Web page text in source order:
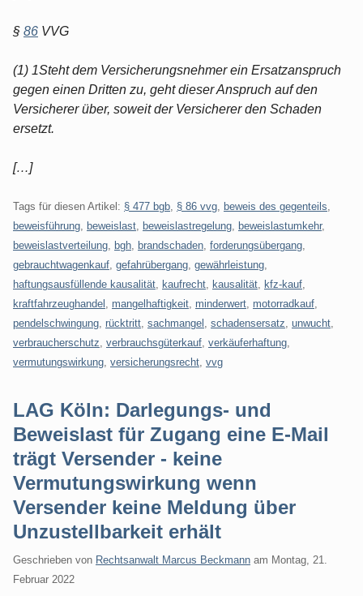
§ 86 VVG
(1) 1Steht dem Versicherungsnehmer ein Ersatzanspruch
gegen einen Dritten zu, geht dieser Anspruch auf den
Versicherer über, soweit der Versicherer den Schaden
ersetzt.
[…]
Tags für diesen Artikel: § 477 bgb § 86 vvg beweis des gegenteils
beweisführung
beweislast beweislastregelung beweislastumkehr,
beweislastverteilung
bgh brandschaden forderungsübergang
gebrauchtwagenkauf gefahrübergang gewährleistung
haftungsausfüllende kausalität
kaufrecht kausalität kfz-kauf
kraftfahrzeughandel
mangelhaftigkeit minderwert motorradkauf
pendelschwingung rücktritt sachmangel schadensersatz unwucht
verbraucherschutz verbrauchsgüterkauf verkäuferhaftung
vermutungswirkung versicherungsrecht vvg
LAG Köln: Darlegungs- und
Beweislast für Zugang eine E-Mail
trägt Versender - keine
Vermutungswirkung wenn
Versender keine Meldung über
Unzustellbarkeit erhält
Geschrieben von Rechtsanwalt Marcus Beckmann am Montag, 21.
Februar 2022